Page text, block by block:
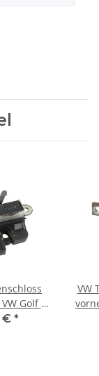
Golf 5
B6-B7
€ *
VW